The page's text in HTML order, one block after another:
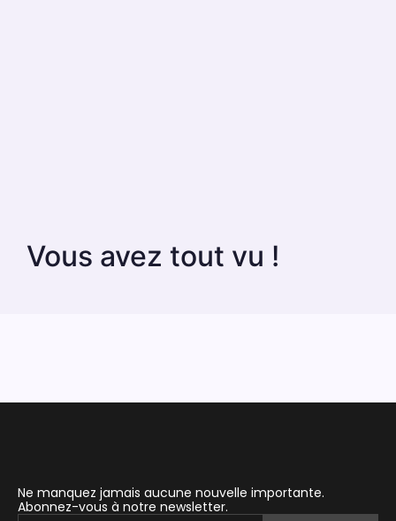
Vous avez tout vu !
Ne manquez jamais aucune nouvelle importante.
Abonnez-vous à notre newsletter.